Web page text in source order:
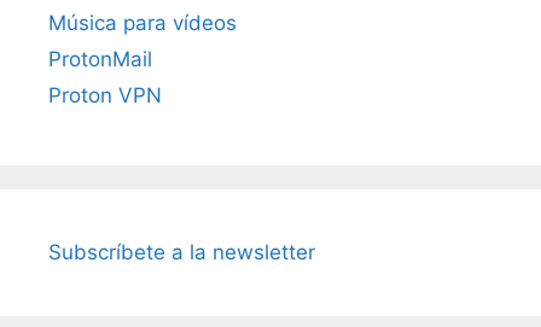
Música para vídeos
ProtonMail
Proton VPN
Subscríbete a la newsletter